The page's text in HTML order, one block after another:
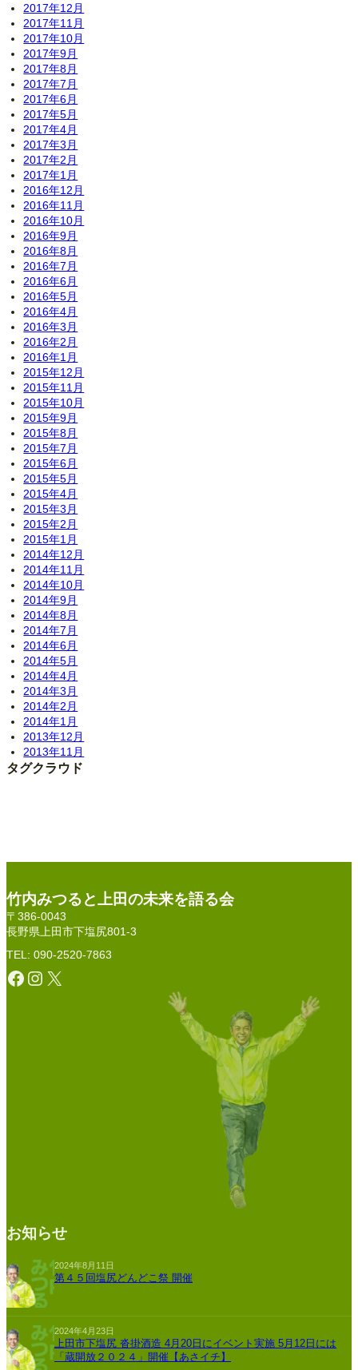
2017年12月
2017年11月
2017年10月
2017年9月
2017年8月
2017年7月
2017年6月
2017年5月
2017年4月
2017年3月
2017年2月
2017年1月
2016年12月
2016年11月
2016年10月
2016年9月
2016年8月
2016年7月
2016年6月
2016年5月
2016年4月
2016年3月
2016年2月
2016年1月
2015年12月
2015年11月
2015年10月
2015年9月
2015年8月
2015年7月
2015年6月
2015年5月
2015年4月
2015年3月
2015年2月
2015年1月
2014年12月
2014年11月
2014年10月
2014年9月
2014年8月
2014年7月
2014年6月
2014年5月
2014年4月
2014年3月
2014年2月
2014年1月
2013年12月
2013年11月
タグクラウド
竹内みつると上田の未来を語る会
〒386-0043
長野県上田市下塩尻801-3
TEL: 090-2520-7863
Facebook Instagram X
お知らせ
2024年8月11日
第４５回塩尻どんどこ祭 開催
2024年4月23日
上田市下塩尻 沓掛酒造 4月20日にイベント実施 5月12日には
「蔵開放２０２４」開催【あさイチ】